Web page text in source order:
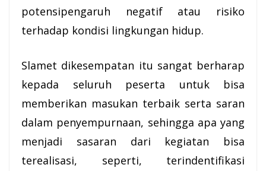
potensipengaruh negatif atau risiko
terhadap kondisi lingkungan hidup.
Slamet dikesempatan itu sangat berharap
kepada seluruh peserta untuk bisa
memberikan masukan terbaik serta saran
dalam penyempurnaan, sehingga apa yang
menjadi sasaran dari kegiatan bisa
terealisasi, seperti, terindentifikasi